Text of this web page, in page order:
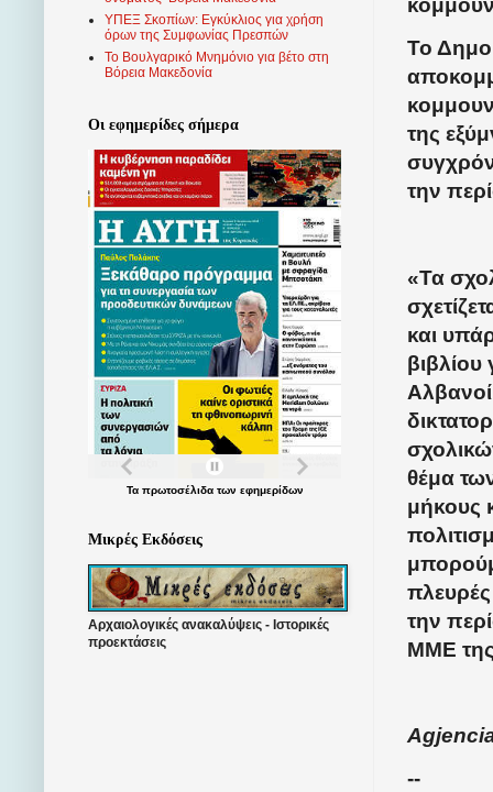
Το
της
την
«Τα
και
βιβλίου
Αλβανοί
θέμα
μήκους
την
ΜΜΕ
--
ΥΠΕΞ Σκοπίων: Εγκύκλιος για χρήση
όρων της Συμφωνίας Πρεσπών
Το Βουλγαρικό Μνημόνιο για βέτο στη
Βόρεια Μακεδονία
Οι εφημερίδες σήμερα
Τα πρωτοσέλιδατων εφημερίδων
Μικρές Εκδόσεις
Αρχαιολογικές ανακαλύψεις - Ιστορικές
προεκτάσεις